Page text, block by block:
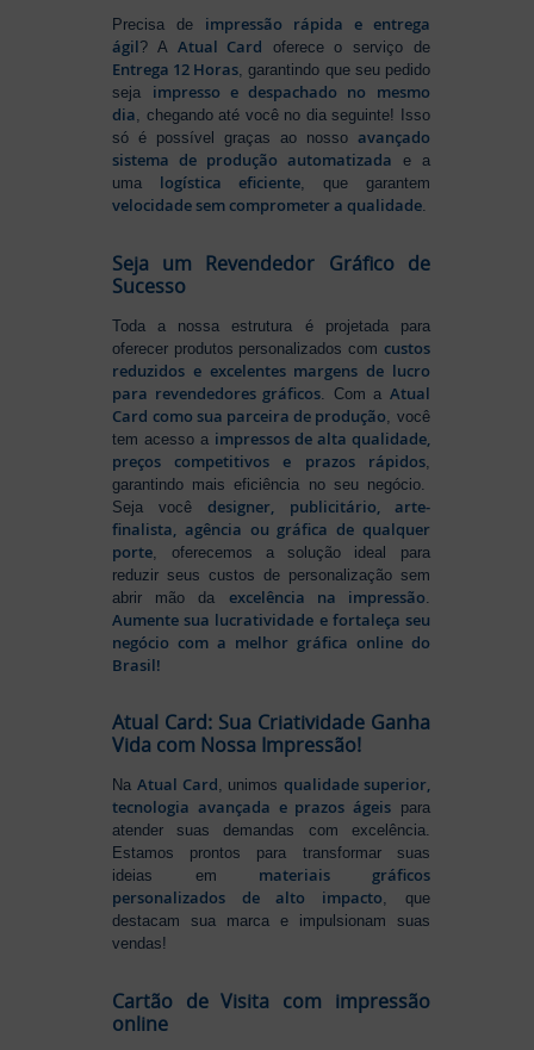
Precisa de impressão rápida e entrega
ágil? A Atual Card oferece o serviço de
Entrega 12 Horas , garantindo que seu pedido
seja impresso e despachado no mesmo
dia , chegando até você no dia seguinte! Isso
só é possível graças ao nosso avançado
sistema de produção automatizada e a
uma logística eficiente , que garantem
velocidade sem comprometer a qualidade
Seja um Revendedor Gráfico de
Sucesso
Toda a nossa estrutura é projetada para
oferecer produtos personalizados com custos
reduzidos e excelentes margens de lucro
para revendedores gráficos . Com a Atual
Card como sua parceira de produção , você
tem acesso a impressos de alta qualidade,
preços competitivos e prazos rápidos,
garantindo mais eficiência no seu negócio.
Seja vocêdesigner, publicitário, arte-
finalista, agência ou gráfica de qualquer
porte , oferecemos a solução ideal para
reduzir seus custos de personalização sem
abrir mão da excelência na impressão
Aumente sua lucratividade e fortaleça seu
negócio com a melhor gráfica online do
Brasil!
Atual Card: Sua Criatividade Ganha
Vida com Nossa Impressão!
Na Atual Card, unimos qualidade superior,
tecnologia avançada e prazos ágeispara
atender suas demandas com excelência.
Estamos prontos para transformar suas
ideias em materiais gráficos
personalizados de alto impacto, que
destacam sua marca e impulsionam suas
vendas!
Cartão de Visita com impressão
online